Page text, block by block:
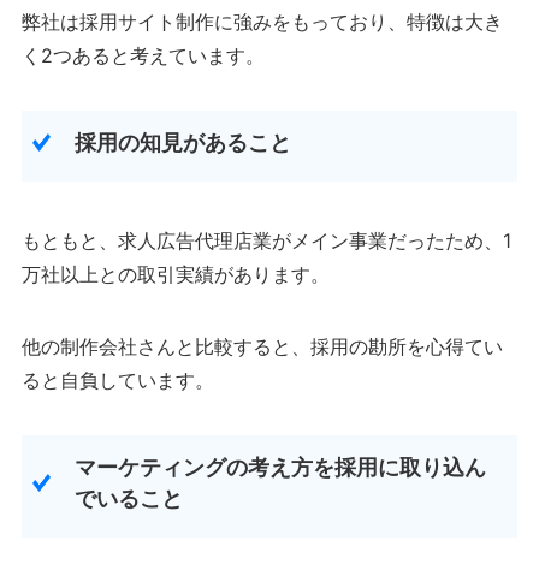
弊社は採用サイト制作に強みをもっており、特徴は大き
く2つあると考えています。
採用の知見があること
もともと、求人広告代理店業がメイン事業だったため、1
万社以上との取引実績があります。
他の制作会社さんと比較すると、採用の勘所を心得てい
ると自負しています。
マーケティングの考え方を採用に取り込ん
でいること